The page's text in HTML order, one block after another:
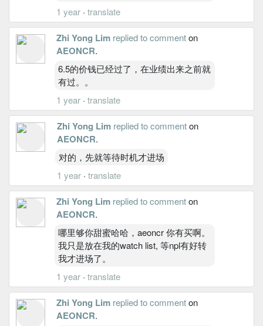
1 year · translate
Zhi Yong Lim replied to commenton
AEONCR.
6.5的价钱已经过了，在业绩出来之前就
有过。。
1 year · translate
Zhi Yong Lim replied to commenton
AEONCR.
对的，先就等待时机才进场
1 year ·translate
Zhi Yong Lim replied to commenton
AEONCR.
哪里够你甜蜜哈哈，aeoncr 你有买啊。
我只是放在我的watch list, 等npl有好转
我才进场了。
1 year · translate
Zhi Yong Lim replied to commenton
AEONCR.